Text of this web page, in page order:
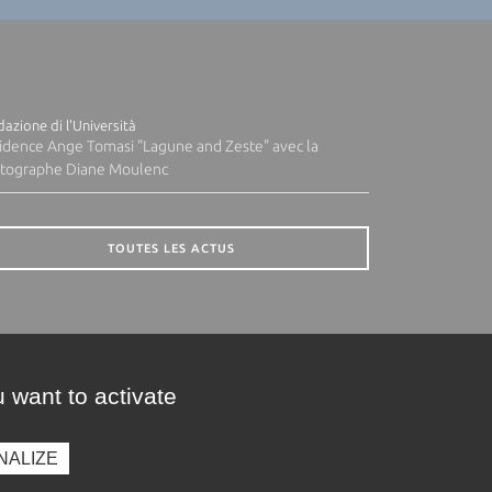
di l'Università
Ange Tomasi "Lagune and Zeste" avec la
Diane Moulenc
TOUTES LES ACTUS
want to activate